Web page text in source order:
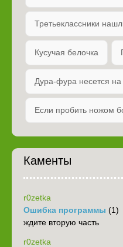
Третьеклассники
Кусучая белочка
Дура-фура несется на
Если пробить ножом
Каменты
r0zetka
Ошибка программы (1)
ждите вторую часть
r0zetka